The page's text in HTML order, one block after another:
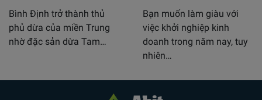
Bình Định trở thành thủ
phủ dừa của miền Trung
nhờ đặc sản dừa Tam…
Bạn muốn làm giàu với
việc khởi nghiệp kinh
doanh trong năm nay, tuy
nhiên…